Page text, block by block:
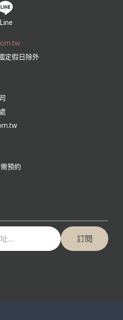
Line
定假日除外
預約
訂閱